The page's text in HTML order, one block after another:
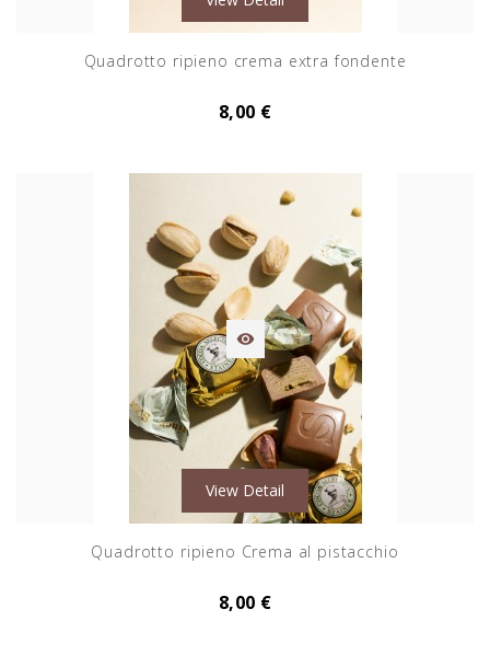
Quadrotto ripieno crema extra fondente
8,00 €

View Detail
Quadrotto ripieno Crema al pistacchio
8,00 €